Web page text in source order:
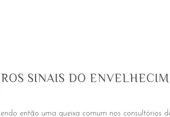
SINAIS DO
então uma queixa comum nos consultórios